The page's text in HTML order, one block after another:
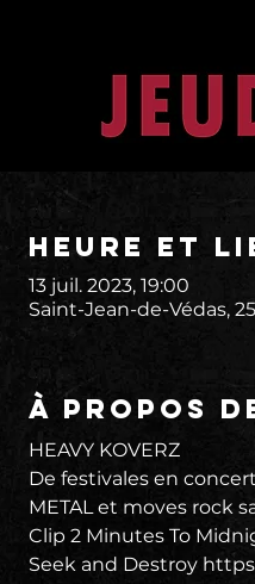
Heure et
13 juil. 2023, 19:00
Saint-Jean-de-Védas,
À propos
HEAVY KOVERZ
De festivales en
METAL et moves rock
Clip 2 Minutes To
Seek and Destroy